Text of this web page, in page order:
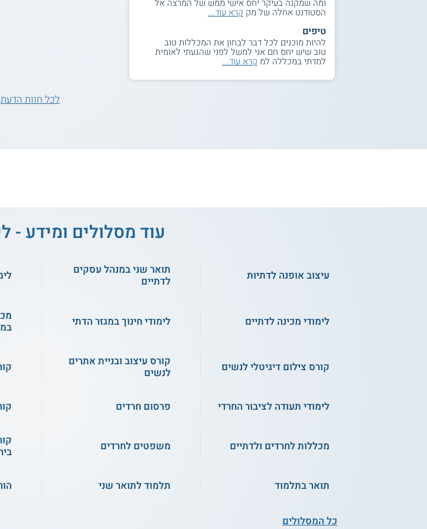
ומה שמקנה בעיקר יחס אישי ממש של המרצה אל
הסטודנט אחלה של מק קרא עוד...
טיפים
להיות מוכנים לכל דבר לבחון את המכללות טוב
טוב שיש יחס חם אני למשל לפני שהגעתי לאומית
למדתי במכללה למ קרא עוד...
לכל חוות הדעת
עוד מסלולים ומידע -
עיצוב אופנה לדתיות
תואר שני במנהל עסקים
לדתיים
לימודי מכינה לדתיים לימודי חינוך במגזר הדתי
קורס צילום דיגיטלי לנשים
קורס עיצוב ובניית אתרים
לנשים
לימודי תעודה לציבור החרדי פרסום חרדים
מכללות לחרדים ולדתיים משפטים לחרדים
תואר בתלמוד תלמוד לתואר שני
כל המסלולים